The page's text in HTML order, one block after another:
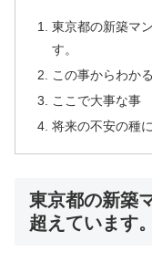
東京都の新築マ
す。
この事からわか
ここで大事な事
将来の不安の種
東京都の新築
超えています。